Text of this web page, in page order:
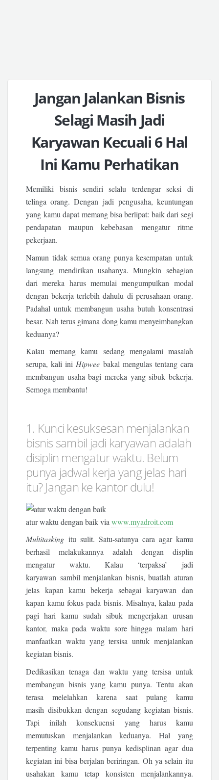
Jangan Jalankan Bisnis
Selagi Masih Jadi
Karyawan Kecuali 6 Hal
Ini Kamu Perhatikan
Memiliki bisnis sendiri selalu terdengar seksi di
telinga orang. Dengan jadi pengusaha, keuntungan
yang kamu dapat memang bisa berlipat: baik dari segi
pendapatan maupun kebebasan mengatur ritme
pekerjaan.
Namun tidak semua orang punya kesempatan untuk
langsung mendirikan usahanya. Mungkin sebagian
dari mereka harus memulai mengumpulkan modal
dengan bekerja terlebih dahulu di perusahaan orang.
Padahal untuk membangun usaha butuh konsentrasi
besar. Nah terus gimana dong kamu menyeimbangkan
keduanya?
Kalau memang kamu sedang mengalami masalah
serupa, kali ini Hipwee bakal mengulas tentang cara
membangun usaha bagi mereka yang sibuk bekerja.
Semoga membantu!
1. Kunci kesuksesan menjalankan
bisnis sambil jadi karyawan adalah
disiplin mengatur waktu. Belum
punya jadwal kerja yang jelas hari
itu? Jangan ke kantor dulu!
atur waktu dengan baik viawww.myadroit.com
Multitasking itu sulit. Satu-satunya cara agar kamu
berhasil melakukannya adalah dengan displin
mengatur waktu. Kalau ‘terpaksa’ jadi
karyawan sambil menjalankan bisnis, buatlah aturan
jelas kapan kamu bekerja sebagai karyawan dan
kapan kamu fokus pada bisnis. Misalnya, kalau pada
pagi hari kamu sudah sibuk mengerjakan urusan
kantor, maka pada waktu sore hingga malam hari
manfaatkan waktu yang tersisa untuk menjalankan
kegiatan bisnis.
Dedikasikan tenaga dan waktu yang tersisa untuk
membangun bisnis yang kamu punya. Tentu akan
terasa melelahkan karena saat pulang kamu
masih disibukkan dengan segudang kegiatan bisnis.
Tapi inilah konsekuensi yang harus kamu
memutuskan menjalankan keduanya. Hal yang
terpenting kamu harus punya kedisplinan agar dua
kegiatan ini bisa berjalan beriringan. Oh ya selain itu
usahakan kamu tetap konsisten menjalankannya.